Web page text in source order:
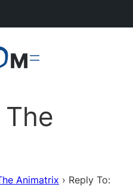
The
Animatrix › Reply To: